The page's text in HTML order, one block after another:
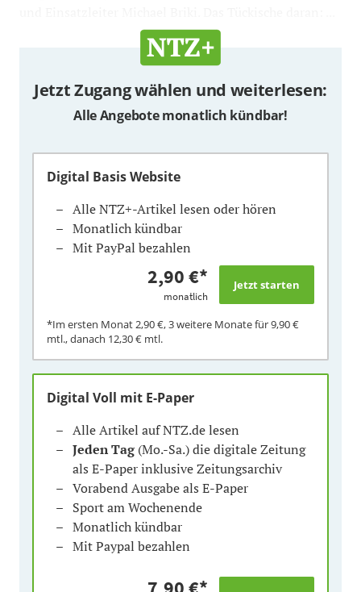
Jetzt Zugang wählen und weiterlesen:
Alle Angebote monatlich kündbar!
Digital Basis Website
Alle NTZ+-Artikel lesen oder hören
Monatlich kündbar
Mit PayPal bezahlen
2,90 €*
monatlich
*Im ersten Monat2,90 €, 3 weitere Monate für9,90 €
mtl., danach 12,30 € mtl.
Digital Voll mit E-Paper
Alle Artikel auf NTZ.de lesen
Jeden Tag(Mo.-Sa.) die digitale Zeitung
als E-Paper inklusive Zeitungsarchiv
Vorabend Ausgabe als E-Paper
Sport am Wochenende
Monatlich kündbar
Mit Paypal bezahlen